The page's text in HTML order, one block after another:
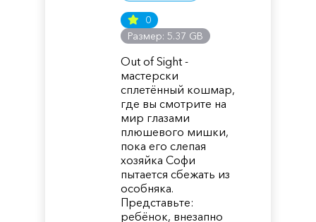
0
Размер: 5.37 GB
Out of Sight -
мастерски
сплетённый кошмар,
где вы смотрите на
мир глазами
плюшевого мишки,
пока его слепая
хозяйка Софи
пытается сбежать из
особняка.
Представьте:
ребёнок, внезапно